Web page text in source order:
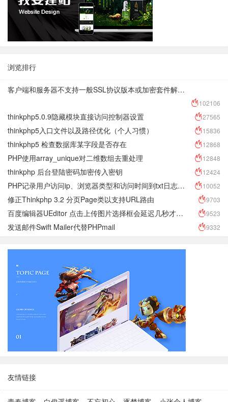
浏览排行
客户端和服务器不支持一般SSL协议版本或加密套件解决方法
102106
thinkphp5.0.9隐藏模块直接访问控制器设置 27565
thinkphp5入口文件以及路径优化（个人习惯） 15836
thinkphp5 检查数据库某字段是否存在 12868
PHP使用array_unique对二维数组去重处理 12848
thinkphp 后台登陆密码加密传入密钥 12424
PHP记录用户访问ip、浏览器类型和访问时间到txt日志文件 10052
修正Thinkphp 3.2 分页Page类以支持URL路由 9703
百度编辑器UEditor 点击上传图片选择框会延迟几秒才会显示 反应很慢 9523
发送邮件Swift Mailer代替PHPmail 9332
友情链接